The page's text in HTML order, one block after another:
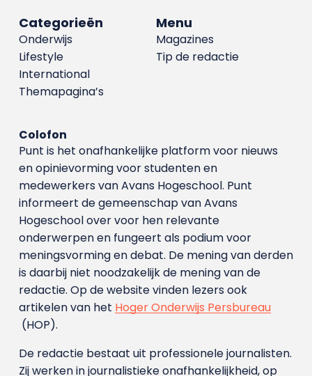
Menu
Magazines
Tip de redactie
Categorieën
Onderwijs
Lifestyle
International
Themapagina’s
Colofon
Punt is het onafhankelijke platform voor nieuws
en opinievorming voor studenten en
medewerkers van Avans Hoge­school. Punt
informeert de gemeenschap van Avans
Hogeschool over voor hen relevante
onderwerpen en fungeert als podium voor
meningsvorming en debat. De mening van derden
is daarbij niet noodzakelijk de mening van de
redactie. Op de website vinden lezers ook
artikelen van het Hoger Onderwijs Persbureau
(HOP).
De redactie bestaat uit professionele journalisten.
Zij werken in journalistieke onafhankelijkheid, op